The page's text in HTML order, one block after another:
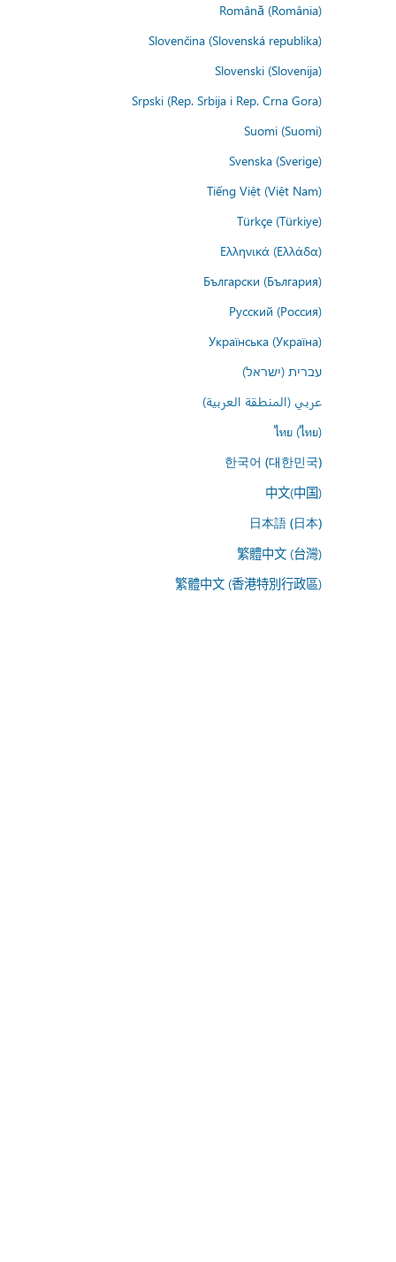
Română (România)
Slovenčina (Slovenská republika)
Slovenski (Slovenija)
Srpski (Rep. Srbija i Rep. Crna Gora)
Suomi (Suomi)
Svenska (Sverige)
Tiếng Việt (Việt Nam)
Türkçe (Türkiye)
Ελληνικά (Ελλάδα)
Български (България)
Русский (Россия)
Українська (Україна)
עברית (ישראל)
عربي (المنطقة العربية)
ไทย (ไทย)
한국어 (대한민국)
中文(中国)
日本語 (日本)
繁體中文 (台灣)
繁體中文 (香港特別行政區)